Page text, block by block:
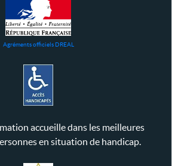
Agréments officiels DREAL
accueille dans les meilleures
en situation de handicap.